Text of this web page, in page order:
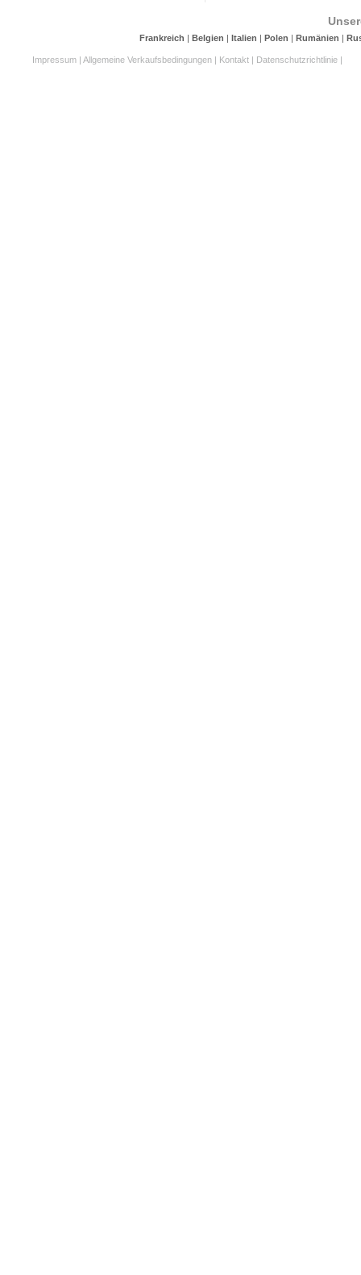
Frankreich | Belgien | Italien | Polen | Rumänien |
Impressum | Allgemeine Verkaufsbedingungen | Kontakt | Datenschutzrichtlinie |